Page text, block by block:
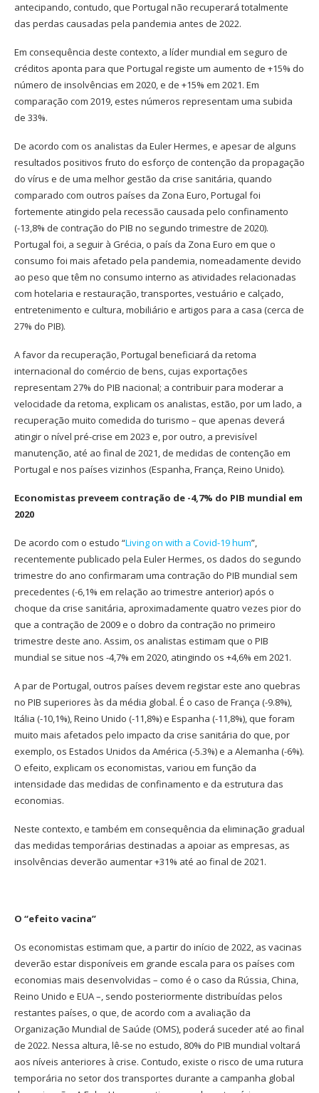
antecipando, contudo, que Portugal não recuperará totalmente
das perdas causadas pela pandemia antes de 2022.
Em consequência deste contexto, a líder mundial em seguro de
créditos aponta para que Portugal registe um aumento de +15% do
número de insolvências em 2020, e de +15% em 2021. Em
comparação com 2019, estes números representam uma subida
de 33%.
De acordo com os analistas da Euler Hermes, e apesar de alguns
resultados positivos fruto do esforço de contenção da propagação
do vírus e de uma melhor gestão da crise sanitária, quando
comparado com outros países da Zona Euro, Portugal foi
fortemente atingido pela recessão causada pelo confinamento
(-13,8% de contração do PIB no segundo trimestre de 2020).
Portugal foi, a seguir à Grécia, o país da Zona Euro em que o
consumo foi mais afetado pela pandemia, nomeadamente devido
ao peso que têm no consumo interno as atividades relacionadas
com hotelaria e restauração, transportes, vestuário e calçado,
entretenimento e cultura, mobiliário e artigos para a casa (cerca de
27% do PIB).
A favor da recuperação, Portugal beneficiará da retoma
internacional do comércio de bens, cujas exportações
representam 27% do PIB nacional; a contribuir para moderar a
velocidade da retoma, explicam os analistas, estão, por um lado, a
recuperação muito comedida do turismo – que apenas deverá
atingir o nível pré-crise em 2023 e, por outro, a previsível
manutenção, até ao final de 2021, de medidas de contenção em
Portugal e nos países vizinhos (Espanha, França, Reino Unido).
Economistas preveem contração de -4,7% do PIB mundial em
2020
De acordo com o estudo “Living on with a Covid-19 hum”,
recentemente publicado pela Euler Hermes, os dados do segundo
trimestre do ano confirmaram uma contração do PIB mundial sem
precedentes (-6,1% em relação ao trimestre anterior) após o
choque da crise sanitária, aproximadamente quatro vezes pior do
que a contração de 2009 e o dobro da contração no primeiro
trimestre deste ano. Assim, os analistas estimam que o PIB
mundial se situe nos -4,7% em 2020, atingindo os +4,6% em 2021.
A par de Portugal, outros países devem registar este ano quebras
no PIB superiores às da média global. É o caso de França (-9.8%),
Itália (-10,1%), Reino Unido (-11,8%) e Espanha (-11,8%), que foram
muito mais afetados pelo impacto da crise sanitária do que, por
exemplo, os Estados Unidos da América (-5.3%) e a Alemanha (-6%).
O efeito, explicam os economistas, variou em função da
intensidade das medidas de confinamento e da estrutura das
economias.
Neste contexto, e também em consequência da eliminação gradual
das medidas temporárias destinadas a apoiar as empresas, as
insolvências deverão aumentar +31% até ao final de 2021.
O “efeito vacina”
Os economistas estimam que, a partir do início de 2022, as vacinas
deverão estar disponíveis em grande escala para os países com
economias mais desenvolvidas – como é o caso da Rússia, China,
Reino Unido e EUA –, sendo posteriormente distribuídas pelos
restantes países, o que, de acordo com a avaliação da
Organização Mundial de Saúde (OMS), poderá suceder até ao final
de 2022. Nessa altura, lê-se no estudo, 80% do PIB mundial voltará
aos níveis anteriores à crise. Contudo, existe o risco de uma rutura
temporária no setor dos transportes durante a campanha global